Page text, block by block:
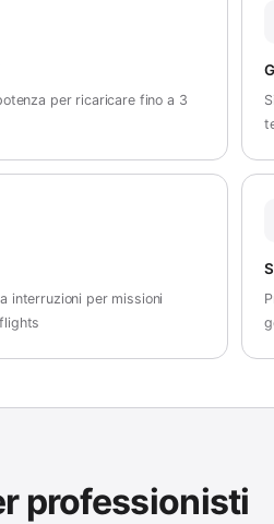
per ricaricare fino a 3
interruzioni per missioni
professionisti